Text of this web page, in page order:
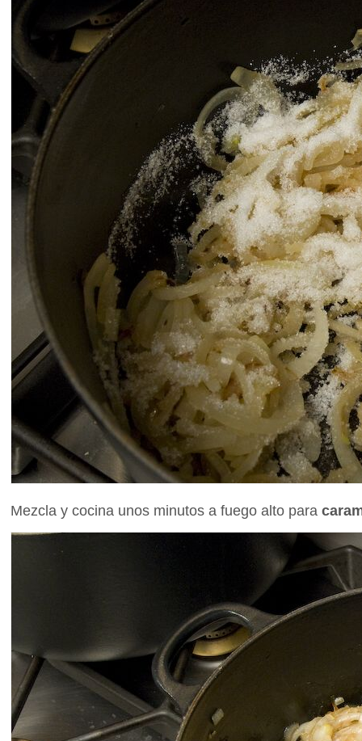
Mezcla y cocina unos minutos a fuego alto para